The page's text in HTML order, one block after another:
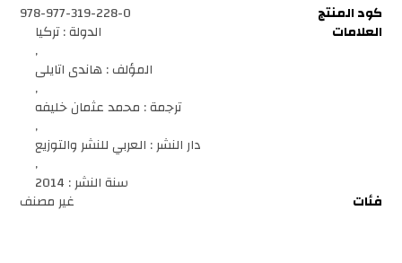
كود المنتج 978-977-319-228-0
العلامات الدولة : تركيا
,
المؤلف : هاندى اتايلى
,
ترجمة : محمد عثمان خليفه
,
دار النشر : العربي للنشر والتوزيع
,
سنة النشر : 2014
فئات غير مصنف